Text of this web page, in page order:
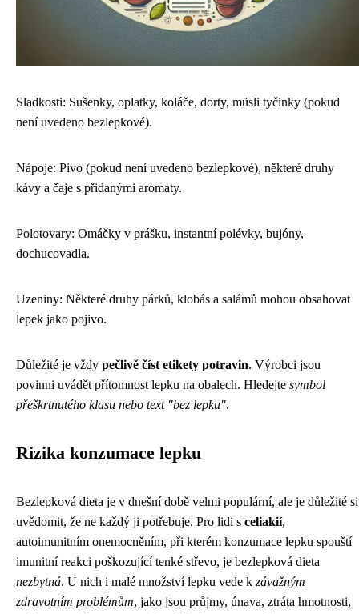
Sladkosti: Sušenky, oplatky, koláče, dorty, müsli tyčinky (pokud
není uvedeno bezlepkové).
Nápoje: Pivo (pokud není uvedeno bezlepkové), některé druhy
kávy a čaje s přidanými aromaty.
Polotovary: Omáčky v prášku, instantní polévky, bujóny,
dochucovadla.
Uzeniny: Některé druhy párků, klobás a salámů mohou obsahovat
lepek jako pojivo.
Důležité je vždy pečlivě číst etikety potravin. Výrobci jsou
povinni uvádět přítomnost lepku na obalech. Hledejte symbol
přeškrtnutého klasu nebo text "bez lepku".
Rizika konzumace lepku
Bezlepková dieta je v dnešní době velmi populární, ale je důležité si
uvědomit, že ne každý ji potřebuje. Pro lidi s celiakií,
autoimunitním onemocněním, při kterém konzumace lepku spouští
imunitní reakci poškozující tenké střevo, je bezlepková dieta
nezbytná. U nich i malé množství lepku vede k závažným
zdravotním problémům, jako jsou průjmy, únava, ztráta hmotnosti,